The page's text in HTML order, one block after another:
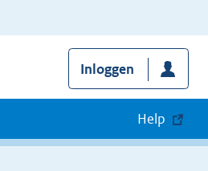
Inloggen
Help